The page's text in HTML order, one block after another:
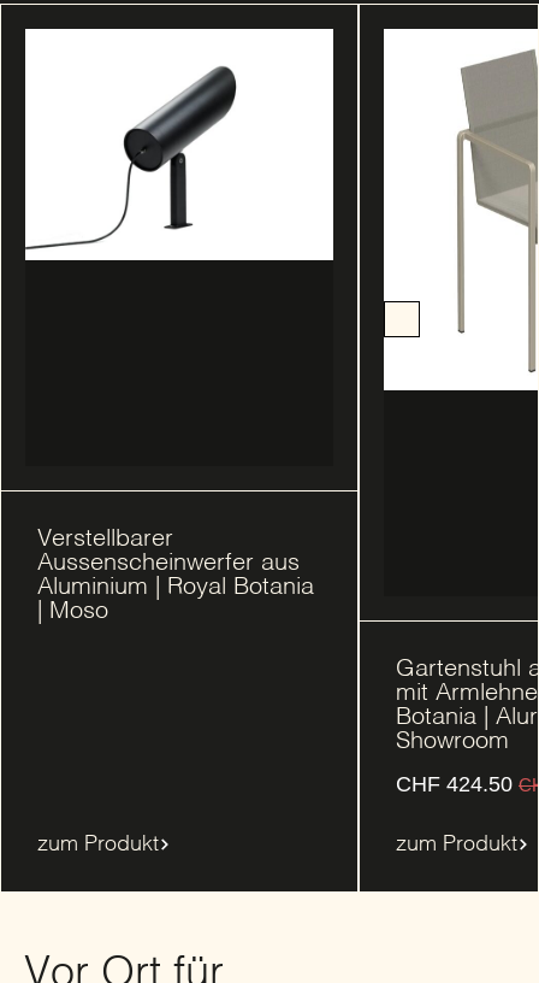
Verstellbarer
Aussenscheinwerfer aus
Aluminium | Royal Botania
| Moso
zum Produkt
Gartenstuhl
mit
Botania |
Showroom
CHF 424.50
zum Produkt